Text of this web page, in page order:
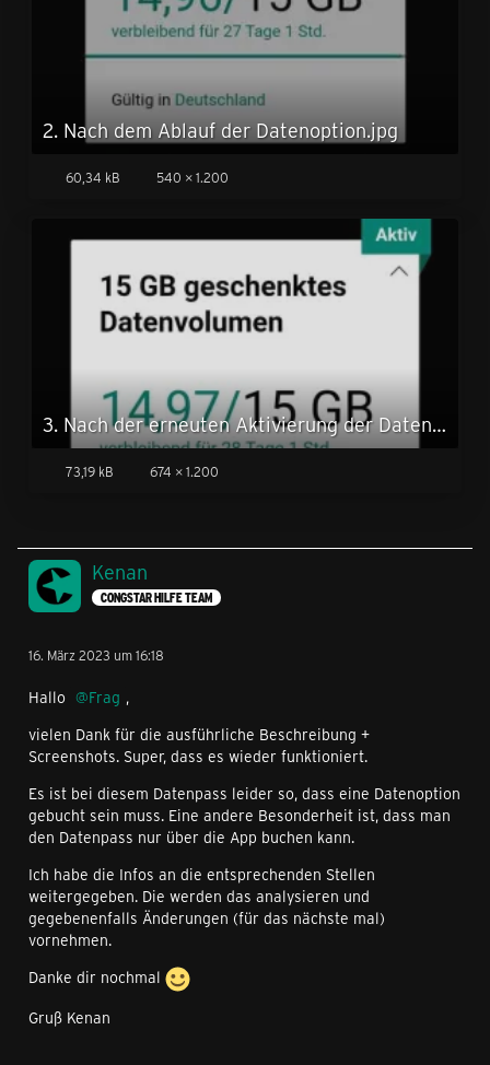
2. Nach dem Ablauf der Datenoption.jpg
60,34 kB 540 × 1.200
3. Nach der erneuten Aktivierung der Datenoption.jpg
73,19 kB 674 × 1.200
Kenan
CONGSTAR HILFE TEAM
16. März 2023 um 16:18
Hallo Frag ,
vielen Dank für die ausführliche Beschreibung +
Screenshots. Super, dass es wieder funktioniert.
Es ist bei diesem Datenpass leider so, dass eine Datenoption
gebucht sein muss. Eine andere Besonderheit ist, dass man
den Datenpass nur über die App buchen kann.
Ich habe die Infos an die entsprechenden Stellen
weitergegeben. Die werden das analysieren und
gegebenenfalls Änderungen (für das nächste mal)
vornehmen.
Danke dir nochmal
Gruß Kenan